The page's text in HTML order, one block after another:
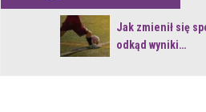
Jak zmienił się
odkąd wyniki…